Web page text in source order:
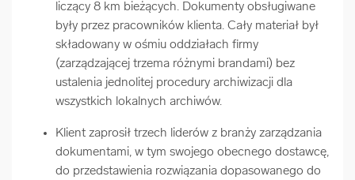
liczący 8 km bieżących. Dokumenty obsługiwane
były przez pracowników klienta. Cały materiał był
składowany w ośmiu oddziałach firmy
(zarządzającej trzema różnymi brandami) bez
ustalenia jednolitej procedury archiwizacji dla
wszystkich lokalnych archiwów.
Klient zaprosił trzech liderów z branży zarządzania
dokumentami, w tym swojego obecnego dostawcę,
do przedstawienia rozwiązania dopasowanego do